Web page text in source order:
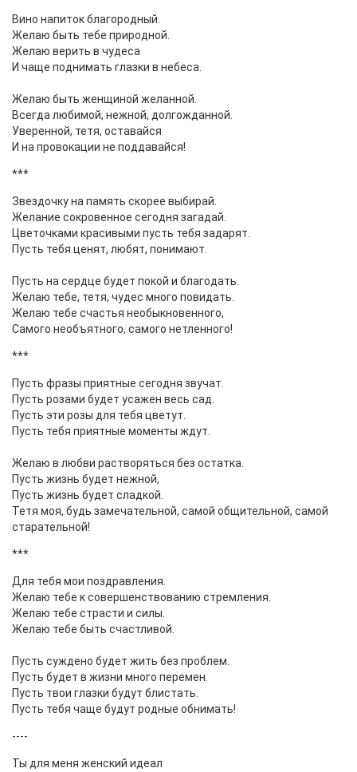
Вино напиток благородный.
Желаю быть тебе природной.
Желаю верить в чудеса
И чаще поднимать глазки в небеса.
Желаю быть женщиной желанной.
Всегда любимой, нежной, долгожданной.
Уверенной, тетя, оставайся
И на провокации не поддавайся!
***
Звездочку на память скорее выбирай.
Желание сокровенное сегодня загадай.
Цветочками красивыми пусть тебя задарят.
Пусть тебя ценят, любят, понимают.
Пусть на сердце будет покой и благодать.
Желаю тебе, тетя, чудес много повидать.
Желаю тебе счастья необыкновенного,
Самого необъятного, самого нетленного!
***
Пусть фразы приятные сегодня звучат.
Пусть розами будет усажен весь сад.
Пусть эти розы для тебя цветут.
Пусть тебя приятные моменты ждут.
Желаю в любви растворяться без остатка.
Пусть жизнь будет нежной,
Пусть жизнь будет сладкой.
Тетя моя, будь замечательной, самой общительной, самой
старательной!
***
Для тебя мои поздравления.
Желаю тебе к совершенствованию стремления.
Желаю тебе страсти и силы.
Желаю тебе быть счастливой.
Пусть суждено будет жить без проблем.
Пусть будет в жизни много перемен.
Пусть твои глазки будут блистать.
Пусть тебя чаще будут родные обнимать!
----
Ты для меня женский идеал